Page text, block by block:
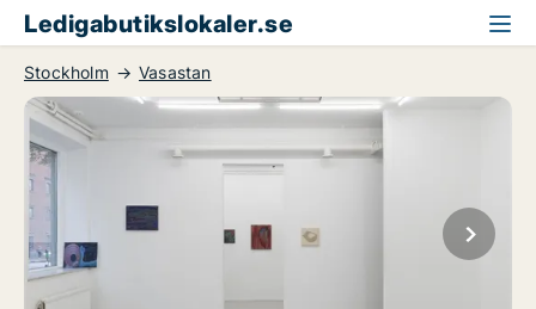
Ledigabutikslokaler.se
Stockholm Vasastan